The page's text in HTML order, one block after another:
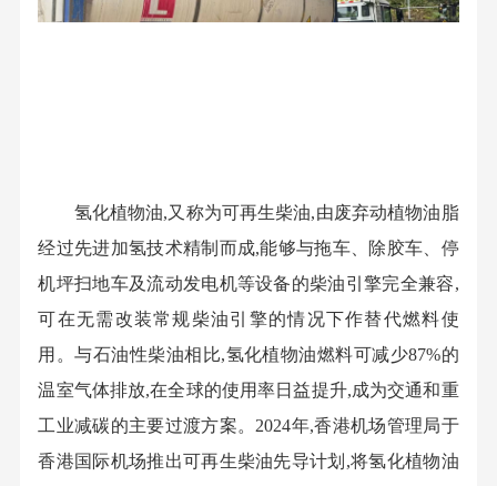
氢化植物油,又称为可再生柴油,由废弃动植物油脂
经过先进加氢技术精制而成,能够与拖车、除胶车、停
机坪扫地车及流动发电机等设备的柴油引擎完全兼容,
可在无需改装常规柴油引擎的情况下作替代燃料使
用。与石油性柴油相比,氢化植物油燃料可减少87%的
温室气体排放,在全球的使用率日益提升,成为交通和重
工业减碳的主要过渡方案。2024年,香港机场管理局于
香港国际机场推出可再生柴油先导计划,将氢化植物油